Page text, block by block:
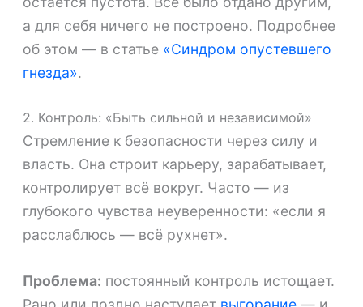
а для себя ничего не построено. Подробнее
об этом — в статье «Синдром опустевшего
гнезда».
2. Контроль: «Быть сильной и независимой»
Стремление к безопасности через силу и
власть. Она строит карьеру, зарабатывает,
контролирует всё вокруг. Часто — из
глубокого чувства неуверенности: «если я
расслаблюсь — всё рухнет».
Проблема: постоянный контроль истощает.